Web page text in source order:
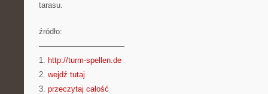
tarasu.
źródło:
———————————
1. http://turm-spellen.de
2. wejdź tutaj
3. przeczytaj całość